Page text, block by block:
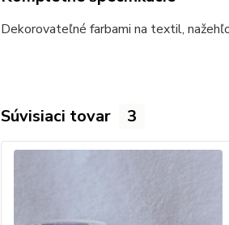
Dekorovateľné farbami na textil,
Súvisiaci tovar 3